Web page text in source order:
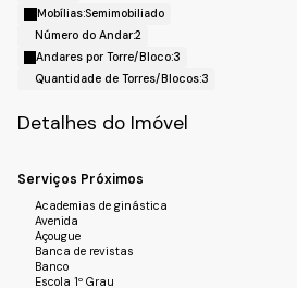
Mobílias:Semimobiliado
Número do Andar:2
Andares por Torre/Bloco:3
Quantidade de Torres/Blocos:3
Detalhes do Imóvel
Serviços Próximos
Academias de ginástica
Avenida
Açougue
Banca de revistas
Banco
Escola 1º Grau